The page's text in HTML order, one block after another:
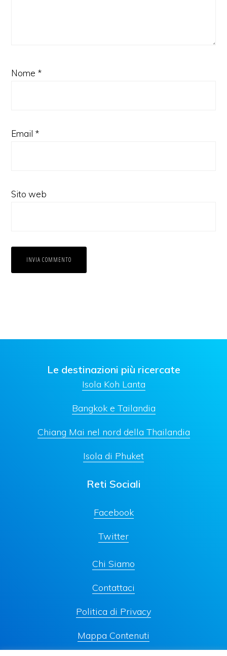
Nome *
Email *
Sito web
Le destinazioni più ricercate
Isola Koh Lanta
Bangkok e Tailandia
Chiang Mai nel nord della Thailandia
Isola di Phuket
Reti Sociali
Facebook
Twitter
Chi Siamo
Contattaci
Politica di Privacy
Mappa Contenuti